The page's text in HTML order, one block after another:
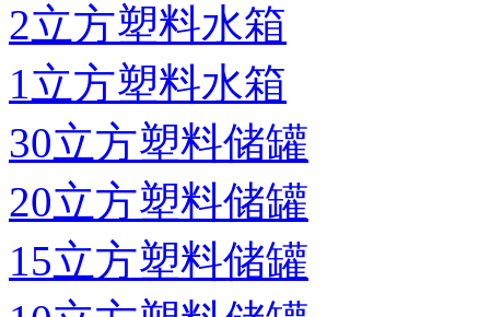
2立方塑料水箱
1立方塑料水箱
30立方塑料储罐
20立方塑料储罐
15立方塑料储罐